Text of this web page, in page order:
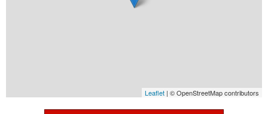
Leaflet | © OpenStreetMap contributors